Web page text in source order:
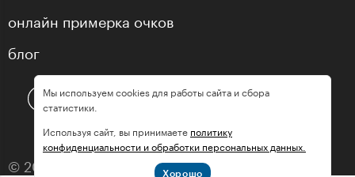
онлайн примерка очков
блог
© 2013—2026 оптика «МастерГлассес»
Мы используем cookies для работы сайта и сбора
статистики.
Используя сайт, вы принимаете политику
конфиденциальности и обработки персональных данных.
Хорошо